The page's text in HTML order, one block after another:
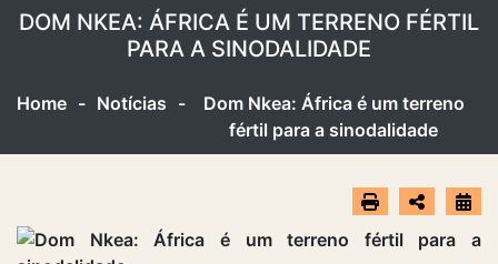
DOM NKEA: ÁFRICA É UM TERRENO FÉRTIL
PARA A SINODALIDADE
Home - Notícias -
Dom Nkea: África é um terreno
fértil para a sinodalidade